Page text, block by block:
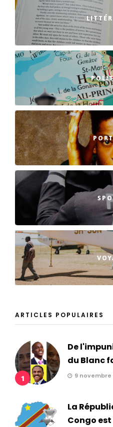
ARTICLES POPULAIRES
1
De
du Blanc
9 novembre
La
Congo